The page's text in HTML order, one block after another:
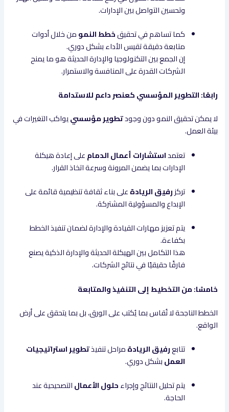
وتحسين التواصل بين الإدارات.
كما تساهم في تحقيقخطط النمومن خلال أدوات
متابعة دقيقة تقيس الأداء بشكل دوري.
إن الجمع بين التكنولوجيا والإدارة الحديثة هو ما يمنح
الشركات القدرة على المنافسة والاستمرار.
رابعًا: التطوير المؤسسي كعنصر داعم للاستدامة
لا يمكن تحقيق النمو دون وجودتطوير مؤسسييواكب التغيرات في
بيئة العمل.
تعتمداستشارات أعمال الدمامعلى إعادة هيكلة
الإدارات بما يضمن المرونة وسرعة اتخاذ القرار.
تركزرفيق الريادةعلى بناء ثقافة تنظيمية قائمة على
الإبداع والمسؤولية المشتركة.
يتم تعزيز مهارات القيادة والإدارة لضمان تنفيذ الخطط
بكفاءة.
هذا التكامل بين الهيكلة الحديثة والإدارة الذكية يصنع
فارقًا حقيقيًا في نتائج الشركات.
خامسًا: من التخطيط إلى التنفيذ والمتابعة
الخطط الناجحة لا تُقاس بما يُكتب على الورق، بل بما يتحقق على أرض
الواقع.
تتابعرفيق الريادةمراحل تنفيذتطوير استراتيجيات
العملبشكل دوري.
يتم تحليل النتائج وإجراءحلول الأعمالالتصحيحية عند
الحاجة.